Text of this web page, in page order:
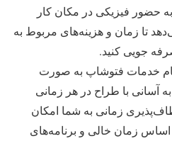
حضور فیزیکی در مکان کار
تا زمان و هزینه‌های مربوط به
جویی کنید.
خدمات فتوشاپ به صورت
آسانی با طراح در هر زمانی
زمانی به شما امکان
اساس زمان خالی و برنامه‌های